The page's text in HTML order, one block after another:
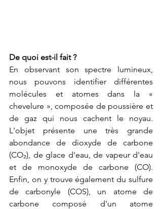
De quoi est-il fait ?
En observant son spectre lumineux,
nous pouvons identifier différentes
molécules et atomes dans la «
chevelure », composée de poussière et
de gaz qui nous cachent le noyau.
L'objet présente une très grande
abondance de dioxyde de carbone
(CO₂), de glace d'eau, de vapeur d'eau
et de monoxyde de carbone (CO).
Enfin, on y trouve également du sulfure
de carbonyle (COS), un atome de
carbone composé d'un atome